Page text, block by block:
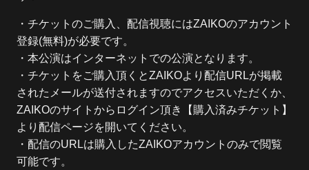
・チケットのご購入、配信視聴にはZAIKOのアカウント
登録(無料)が必要です。
・本公演はインターネットでの公演となります。
・チケットをご購入頂くとZAIKOより配信URLが掲載
されたメールが送付されますのでアクセスいただくか、
ZAIKOのサイトからログイン頂き【購入済みチケット】
より配信ページを開いてください。
・配信のURLは購入したZAIKOアカウントのみで閲覧
可能です。